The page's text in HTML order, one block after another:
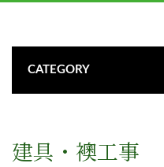
CATEGORY
建具・襖工事